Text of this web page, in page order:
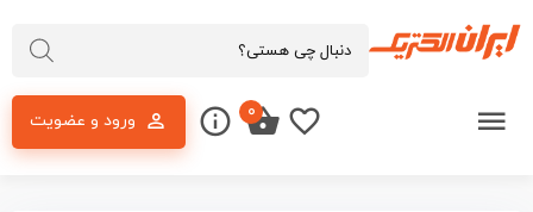
ورود و عضویت ۰